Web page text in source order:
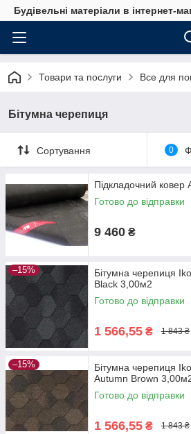
Будівельні матеріали в інтернет-
Товари та послуги Все для
Бітумна черепиця
Сортування 0
Підкладочний
Готово до відправки
9 460 ₴
–15%
Бітумна черепиця
Black 3,00м2
Готово до відправки
1 566,55 ₴ 1 843 ₴
–15%
Бітумна черепиця
Autumn Brown
Готово до відправки
1 566,55 ₴ 1 843 ₴